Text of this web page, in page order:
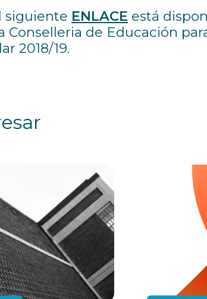
siguiente ENLACE está
Conselleria de Educación
2018/19.